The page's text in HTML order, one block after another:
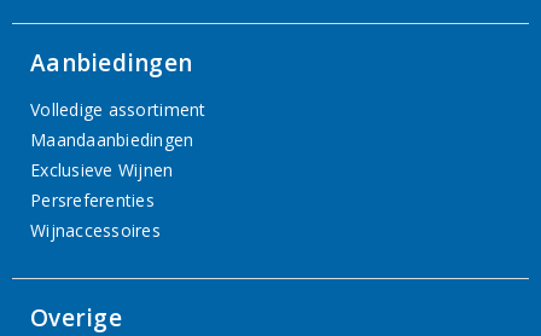
Aanbiedingen
Volledige assortiment
Maandaanbiedingen
Exclusieve Wijnen
Persreferenties
Wijnaccessoires
Overige